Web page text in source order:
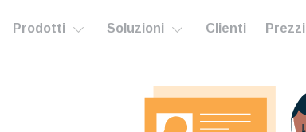
Prodotti Soluzioni Clienti Prezzi